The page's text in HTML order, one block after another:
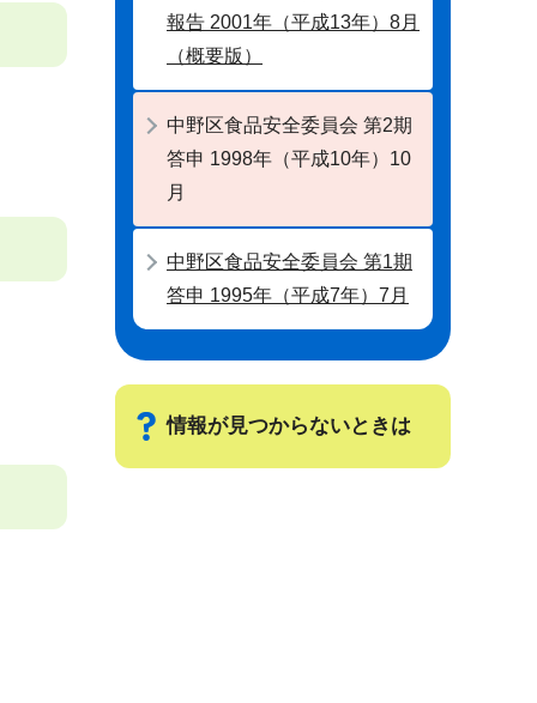
報告 2001年（平成13年）8月
（概要版）
中野区食品安全委員会 第2期
答申 1998年（平成10年）10
月
中野区食品安全委員会 第1期
答申 1995年（平成7年）7月
情報が見つからないときは